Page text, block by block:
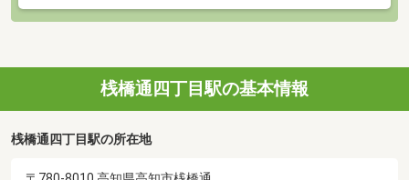
桟橋通四丁目駅の基本情報
桟橋通四丁目駅の所在地